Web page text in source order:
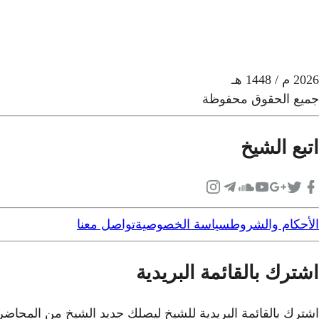
2026 م / 1448 هـ
جميع الحقوق محفوظة
اتبع الشيخ
الأحكام والشروطسياسة الخصوصيةتواصل معنا
اشترك بالقائمة البريدية
اشترك بالقائمة البريدية للشيخ ليصلك جديد الشيخ من